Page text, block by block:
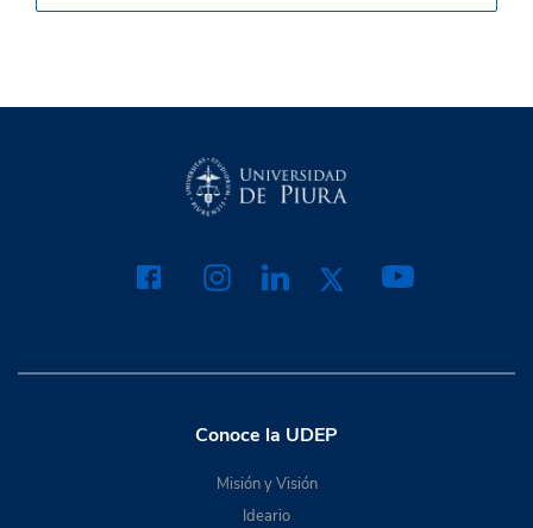
Conoce la UDEP
Misión y Visión
Ideario